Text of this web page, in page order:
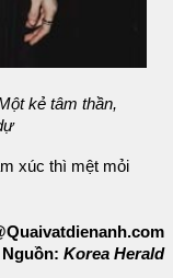
kẻ tâm thần,
xúc thì mệt mỏi
Nguồn: Korea Herald